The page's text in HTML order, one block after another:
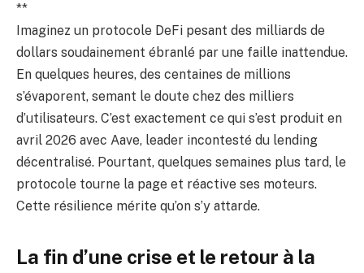
**
Imaginez un protocole DeFi pesant des milliards de
dollars soudainement ébranlé par une faille inattendue.
En quelques heures, des centaines de millions
s’évaporent, semant le doute chez des milliers
d’utilisateurs. C’est exactement ce qui s’est produit en
avril 2026 avec Aave, leader incontesté du lending
décentralisé. Pourtant, quelques semaines plus tard, le
protocole tourne la page et réactive ses moteurs.
Cette résilience mérite qu’on s’y attarde.
La fin d’une crise et le retour à la